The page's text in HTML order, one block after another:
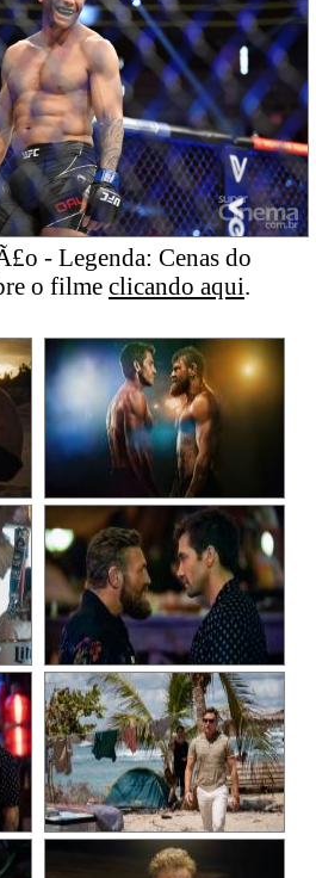
- Legenda: Cenas do
o filme clicando aqui.